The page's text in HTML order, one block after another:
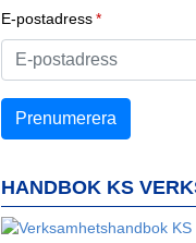
E-postadress
HANDBOK KS